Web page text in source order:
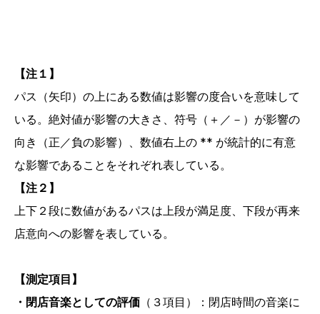
【注１】
パス（矢印）の上にある数値は影響の度合いを意味して
いる。絶対値が影響の大きさ、符号（＋／－）が影響の
向き（正／負の影響）、数値右上の ** が統計的に有意
な影響であることをそれぞれ表している。
【注２】
上下２段に数値があるパスは上段が満足度、下段が再来
店意向への影響を表している。
【測定項目】
・閉店音楽としての評価 （３項目）：閉店時間の音楽に